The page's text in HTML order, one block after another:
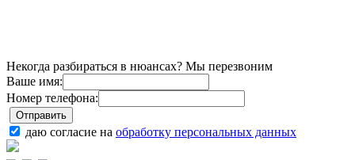
Некогда разбираться в нюансах? Мы перезвоним
Ваше имя:
Номер телефона:
даю согласие на обработку персональных данных